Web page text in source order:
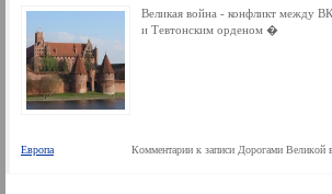
Великая война - конфликт между
и Тевтонским орденом �
Европа Комментарии к записи Дорогами